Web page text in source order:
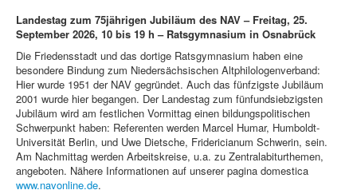
Landestag zum 75jährigen Jubiläum des NAV – Freitag, 25.
September 2026, 10 bis 19 h – Ratsgymnasium in Osnabrück
Die Friedensstadt und das dortige Ratsgymnasium haben eine
besondere Bindung zum Niedersächsischen Altphilologenverband:
Hier wurde 1951 der NAV gegründet. Auch das fünfzigste Jubiläum
2001 wurde hier begangen. Der Landestag zum fünfundsiebzigsten
Jubiläum wird am festlichen Vormittag einen bildungspolitischen
Schwerpunkt haben: Referenten werden Marcel Humar, Humboldt-
Universität Berlin, und Uwe Dietsche, Fridericianum Schwerin, sein.
Am Nachmittag werden Arbeitskreise, u.a. zu Zentralabiturthemen,
angeboten. Nähere Informationen auf unserer pagina domestica
www.navonline.de.